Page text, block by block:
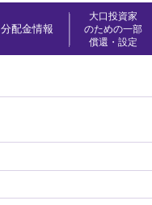
分配金情報
大口投資家
のための一部
償還・設定